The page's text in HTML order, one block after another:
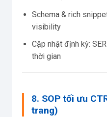
Schema & rich
visibility
Cập nhật định kỳ:
thời gian
8. SOP tối ưu
trang)